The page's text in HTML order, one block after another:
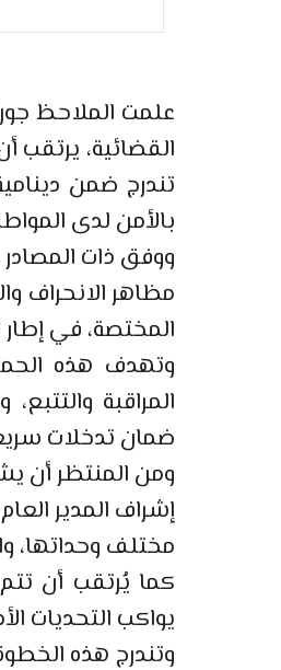
علمت الملاحظ
القضائية، يرتقب
تندرج ضمن
بالأمن لدى
ووفق ذات
مظاهر الانحراف
المختصة، في
وتهدف هذه
المراقبة
ضمان تدخلات
ومن المنتظر أن
إشراف المدير
مختلف وحداتها،
كما يُرتقب أن
يواكب التحديات
وتندرج هذه